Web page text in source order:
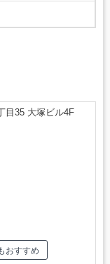
目35 大塚ビル4F
おすすめ